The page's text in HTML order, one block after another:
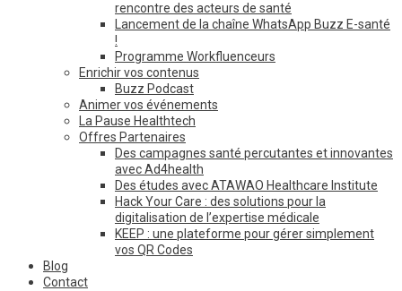
rencontre des acteurs de santé
Lancement de la chaîne WhatsApp Buzz E-santé
!
Programme Workfluenceurs
Enrichir vos contenus
Buzz Podcast
Animer vos événements
La Pause Healthtech
Offres Partenaires
Des campagnes santé percutantes et innovantes
avec Ad4health
Des études avec ATAWAO Healthcare Institute
Hack Your Care : des solutions pour la
digitalisation de l’expertise médicale
KEEP : une plateforme pour gérer simplement
vos QR Codes
Blog
Contact